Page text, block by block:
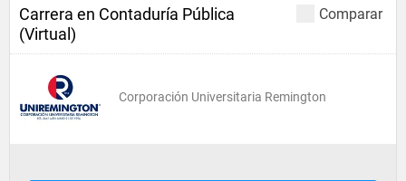
Comparar
Carrera en Contaduría Pública
(Virtual)
Corporación Universitaria Remington